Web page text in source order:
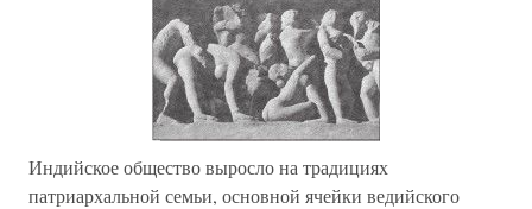
Индийское общество выросло на традициях
патриархальной семьи, основной ячейки ведийского